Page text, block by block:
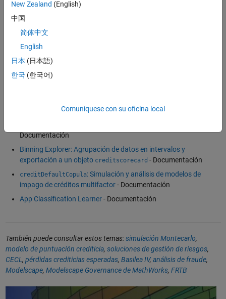
Predicción de tasas de impago corporativas con MATLAB
(54:36)
Modelado del riesgo crediticio con MATLAB
Modelización de impagos correlacionados con cópulas
Clasificación de datos con la app Classification Learner
Referencia de software
Documentación
Binning Explorer: Agrupación de datos en intervalos y
exportación a un objeto creditscorecard - Documentación
creditDefaultCopula: Simulación y análisis de modelos de
impago de créditos multifactor- Documentación
App Classification Learner- Documentación
También puede consultar estos temas:simulación Montecarlo,
modelo de puntuación crediticia, soluciones de gestión de riesgos,
CECL, pérdidas crediticias esperadas, Basilea IV, análisis de fraude,
Modelscape, Modelscape Governance de MathWorks, FRTB
New Zealand (English)
中国
简体中文
English
日本 (日本語)
한국 (한국어)
Comuníquese con su oficina local